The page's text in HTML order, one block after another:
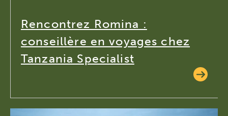
Rencontrez Romina :
conseillère en voyages chez
Tanzania Specialist